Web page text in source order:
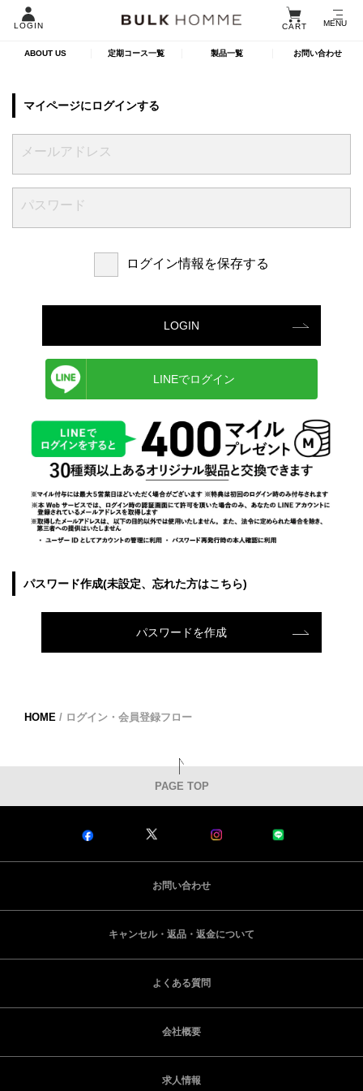
LOGIN CART MENU
ABOUT US 定期コース一覧 製品一覧 お問い合わせ
マイページにログインする
ログイン情報を保存する
LINEでログイン
パスワード作成(未設定、忘れた方はこちら)
パスワードを作成
HOME / ログイン・会員登録フロー
PAGE TOP
お問い合わせ
キャンセル・返品・返金について
よくある質問
会社概要
求人情報